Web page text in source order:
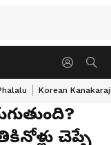
Korean
చెప్పే